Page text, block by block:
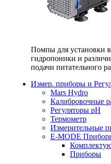
Помпы для установки
гидропоники и
подачи питательного
Измер. приборы и
Mars Hydro
Калибровочные
Регуляторы рН
Термометр
Измерительные
E-MODE
Приборы